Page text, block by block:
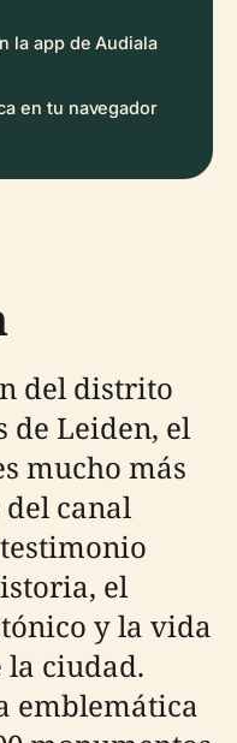
la app de Audiala
en tu navegador
del distrito
de Leiden, el
mucho más
canal
el
y la vida
ciudad.
emblemática